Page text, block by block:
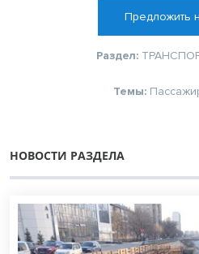
Предложить
Раздел:
Темы:
НОВОСТИ РАЗДЕЛА